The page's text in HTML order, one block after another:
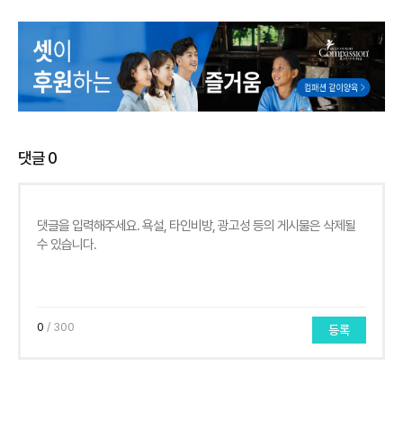
댓글0
0 / 300 등록